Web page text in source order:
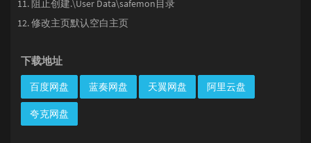
阻止创建.\User Data\safemon目录
修改主页默认空白主页
下载地址
百度网盘 蓝奏网盘 天翼网盘 阿里云盘
夸克网盘